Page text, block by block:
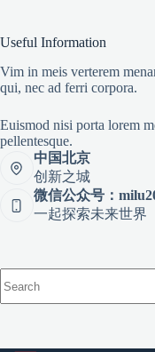
Useful Information
Vim in meis verterem
qui, nec ad ferri corpora.
Euismod nisi porta lorem
pellentesque.
中国北京
创新之城
微信公众号：
一起探索未来世界